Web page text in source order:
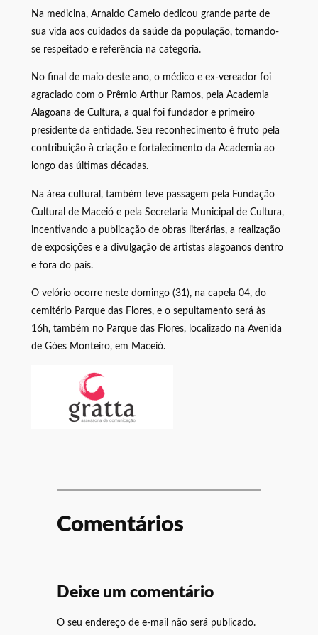
Na medicina, Arnaldo Camelo dedicou grande parte de
sua vida aos cuidados da saúde da população, tornando-
se respeitado e referência na categoria.
No final de maio deste ano, o médico e ex-vereador foi
agraciado com o Prêmio Arthur Ramos, pela Academia
Alagoana de Cultura, a qual foi fundador e primeiro
presidente da entidade. Seu reconhecimento é fruto pela
contribuição à criação e fortalecimento da Academia ao
longo das últimas décadas.
Na área cultural, também teve passagem pela Fundação
Cultural de Maceió e pela Secretaria Municipal de Cultura,
incentivando a publicação de obras literárias, a realização
de exposições e a divulgação de artistas alagoanos dentro
e fora do país.
O velório ocorre neste domingo (31), na capela 04, do
cemitério Parque das Flores, e o sepultamento será às
16h, também no Parque das Flores, localizado na Avenida
de Góes Monteiro, em Maceió.
Comentários
Deixe um comentário
O seu endereço de e-mail não será publicado.